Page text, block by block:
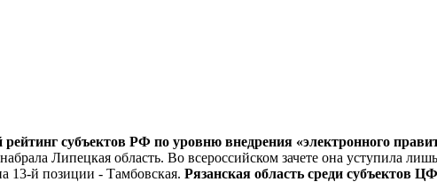
субъектов РФ по уровню внедрения «электронного
Липецкая область. Во всероссийском зачете она уступила
13-й позиции - Тамбовская. Рязанская область среди субъектов